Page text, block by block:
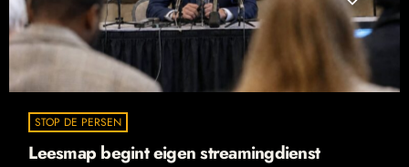
STOP DE PERSEN
Leesmap begint eigen streamingdienst